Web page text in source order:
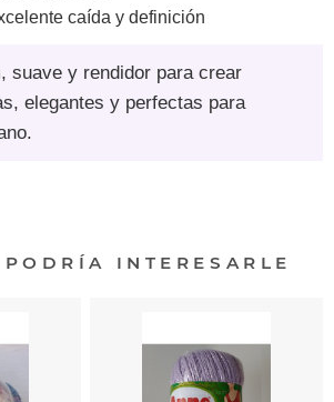
caída y definición
suave y rendidor para crear
elegantes y perfectas para
INTERESARLE